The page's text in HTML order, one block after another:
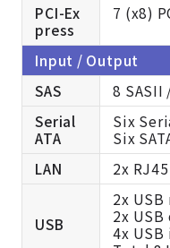
PCI-Ex
press
7 (x8)
Input / Output
SAS
8 SASII
Serial
ATA
Six
Six
LAN
2x
USB
2x
2x
4x